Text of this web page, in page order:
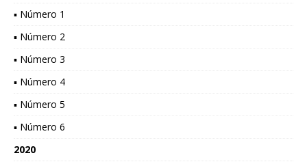
▪ Número 1
▪ Número 2
▪ Número 3
▪ Número 4
▪ Número 5
▪ Número 6
2020